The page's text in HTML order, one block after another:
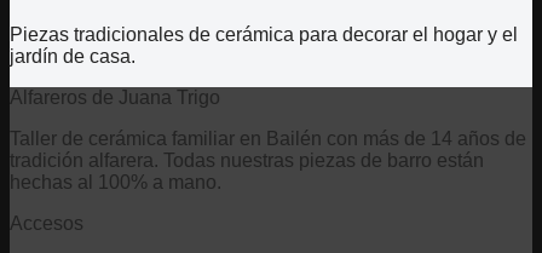
Piezas tradicionales de cerámica para decorar el hogar y el
jardín de casa.
Alfareros de Juana Trigo
Taller de cerámica familiar en Bailén con más de 14 años de
tradición alfarera. Todas nuestras piezas de barro están
hechas al 100% a mano.
Accesos